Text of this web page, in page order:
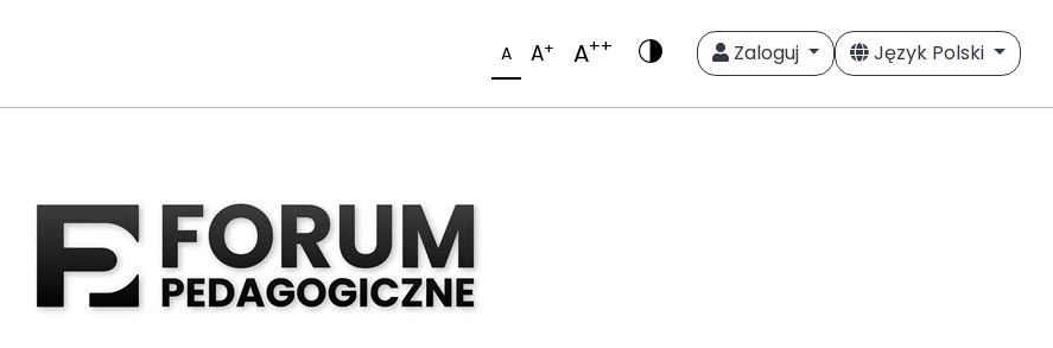
A A+ A++ Zaloguj Język Polski